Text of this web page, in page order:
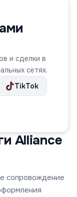
и сделки в
сетях.
TikTok
Alliance
сопровождение